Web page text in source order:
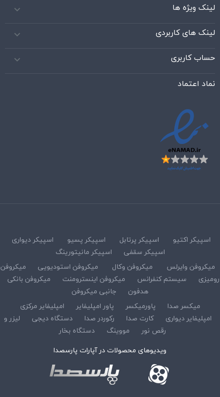
لینک ویژه ها 
لینک های کاربردی 
حساب کاربری 
نماد اعتماد
اسپیکر اکتیو اسپیکر پرتابل اسپیکر پسیو
اسپیکر دیواری
اسپیکر سقفی
اسپیکر مانیتورینگ
میکروفن وایرلس
میکروفن وکال میکروفن استودیویی
میکروفن
رومیزی
سیستم کنفرانس میکروفن اینسترومنت
میکروفن بانکی
هدفون
جانبی میکروفن
میکسر صدا
پاورمیکسر پاور امپلیفایر
امپلیفایر مرکزی
امپلیفایر دیواری
کارت صدا رکوردر صدا دستگاه دیجی
لیزر و
رقص نور
مووینگ
دستگاه بخار
ویدیوهای محصولات در آپارات پارسصدا